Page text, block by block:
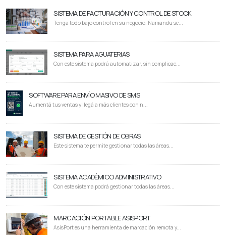
SISTEMA DE FACTURACIÓN Y CONTROL DE STOCK
Tenga todo bajo control en su negocio. Ñamandu se...
SISTEMA PARA AGUATERIAS
Con este sistema podrá automatizar, sin complicac...
SOFTWARE PARA ENVÍO MASIVO DE SMS
Aumentá tus ventas y llegá a más clientes con n...
SISTEMA DE GESTIÓN DE OBRAS
Este sistema te permite gestionar todas las áreas...
SISTEMA ACADÉMICO ADMINISTRATIVO
Con este sistema podrá gestionar todas las áreas...
MARCACIÓN PORTABLE ASISPORT
AsisPort es una herramienta de marcación remota y...